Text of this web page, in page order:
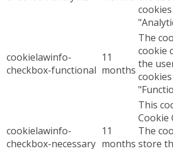
cookielawinfo-
checkbox-functional
11
months
The
cookie
the
cookielawinfo-
checkbox-necessary
11
months
This
Cookie
The
store